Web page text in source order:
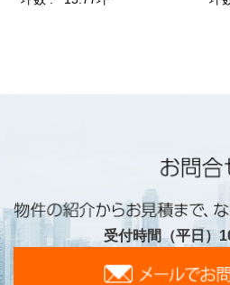
受付時間（平日）